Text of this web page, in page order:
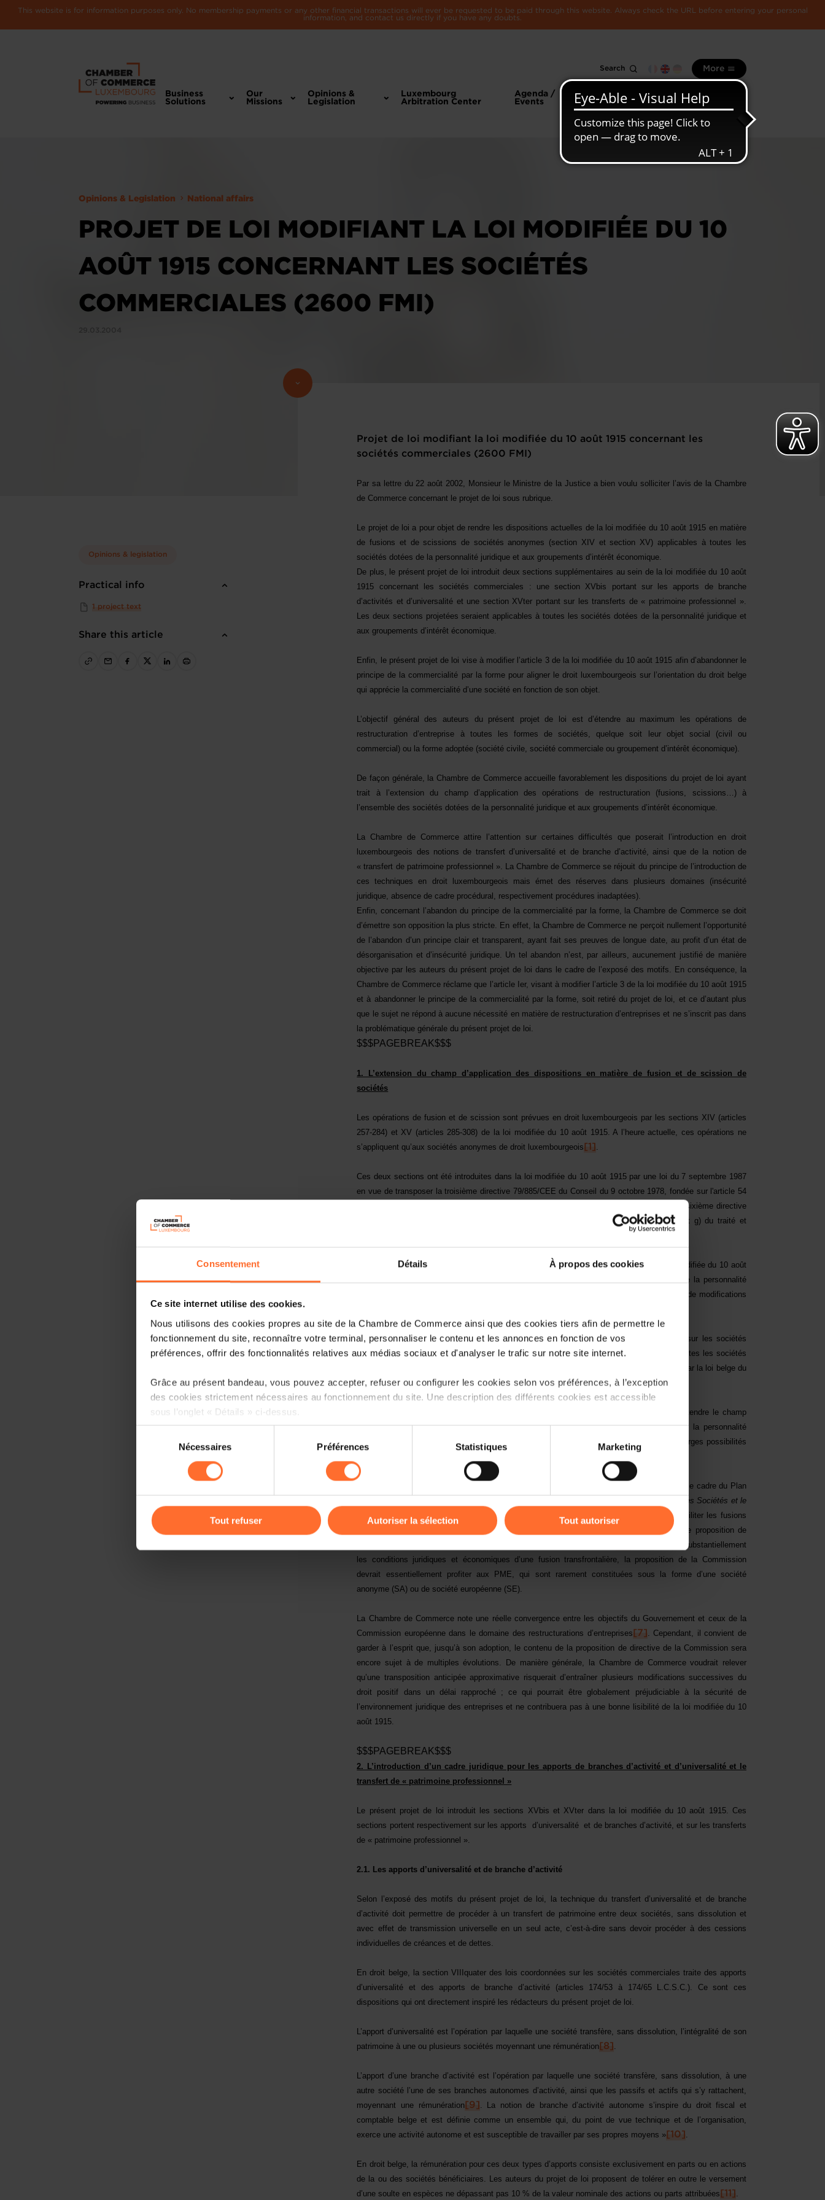
Consentement Détails À propos des cookies
Ce site internet utilise des cookies.
Nous utilisons des cookies propres au site de la Chambre de Commerce ainsi que des cookies tiers afin de permettre le
fonctionnement du site, reconnaître votre terminal, personnaliser le contenu et les annonces en fonction de vos
préférences, offrir des fonctionnalités relatives aux médias sociaux et d'analyser le trafic sur notre site internet.
Grâce au présent bandeau, vous pouvez accepter, refuser ou configurer les cookies selon vos préférences, à l’exception
des cookies strictement nécessaires au fonctionnement du site. Une description des différents cookies est accessible
sous l’onglet « Détails » ci-dessus.
Il est précisé que la navigation sur le site et certaines fonctionnalités (ex : lecture de vidéos, partage sur les réseaux
sociaux, sauvegarde des préférences de lecture vidéo, personnalisation de l’affichage du site) peuvent être affectées en
cas de refus de tous les cookies ou des cookies non nécessaires.
gauche de chaque page.
Charte d’usage des cookies et notrePolitique de protection des données
consentement
Nécessaires Préférences Statistiques Marketing
Tout refuser Autoriser la sélection Tout autoriser
This website is for information purposes only. No membership payments or any other financial transactions will ever be requested to be paid through this website. Always check the URL before entering your personal
information, and contact us directly if you have any doubts.
Search More
Business
Solutions
Our
Missions
Opinions &
Legislation
Luxembourg
Arbitration Center
Agenda /
Events
information
Luxembourg
economy
Opinions & Legislation National affairs
PROJET DE LOI MODIFIANT LA LOI MODIFIÉE DU 10
AOÛT 1915 CONCERNANT LES SOCIÉTÉS
COMMERCIALES (2600 FMI)
Opinions & legislation
Practical info
1 project text
Share this article
Projet de loi modifiant la loi modifiée du 10 août 1915 concernant les
sociétés commerciales (2600 FMI)
Par sa lettre du 22 août 2002, Monsieur le Ministre de la Justice a bien voulu solliciter l’avis de la Chambre
de Commerce concernant le projet de loi sous rubrique.
Le projet de loi a pour objet de rendre les dispositions actuelles de la loi modifiée du 10 août 1915 en matière
de fusions et de scissions de sociétés anonymes (section XIV et section XV) applicables à toutes les
sociétés dotées de la personnalité juridique et aux groupements d’intérêt économique.
De plus, le présent projet de loi introduit deux sections supplémentaires au sein de la loi modifiée du 10 août
1915 concernant les sociétés commerciales : une section XVbis portant sur les apports de branche
d’activités et d’universalité et une section XVter portant sur les transferts de « patrimoine professionnel ».
Les deux sections projetées seraient applicables à toutes les sociétés dotées de la personnalité juridique et
aux groupements d’intérêt économique.
Enfin, le présent projet de loi vise à modifier l’article 3 de la loi modifiée du 10 août 1915 afin d’abandonner le
principe de la commercialité par la forme pour aligner le droit luxembourgeois sur l’orientation du droit belge
qui apprécie la commercialité d’une société en fonction de son objet.
L’objectif général des auteurs du présent projet de loi est d’étendre au maximum les opérations de
restructuration d’entreprise à toutes les formes de sociétés, quelque soit leur objet social (civil ou
commercial) ou la forme adoptée (société civile, société commerciale ou groupement d’intérêt économique).
De façon générale, la Chambre de Commerce accueille favorablement les dispositions du projet de loi ayant
trait à l’extension du champ d’application des opérations de restructuration (fusions, scissions…) à
l’ensemble des sociétés dotées de la personnalité juridique et aux groupements d’intérêt économique.
La Chambre de Commerce attire l’attention sur certaines difficultés que poserait l’introduction en droit
luxembourgeois des notions de transfert d’universalité et de branche d’activité, ainsi que de la notion de
« transfert de patrimoine professionnel ». La Chambre de Commerce se réjouit du principe de l’introduction de
ces techniques en droit luxembourgeois mais émet des réserves dans plusieurs domaines (insécurité
juridique, absence de cadre procédural, respectivement procédures inadaptées).
Enfin, concernant l’abandon du principe de la commercialité par la forme, la Chambre de Commerce se doit
d’émettre son opposition la plus stricte. En effet, la Chambre de Commerce ne perçoit nullement l’opportunité
de l’abandon d’un principe clair et transparent, ayant fait ses preuves de longue date, au profit d’un état de
désorganisation et d’insécurité juridique. Un tel abandon n’est, par ailleurs, aucunement justifié de manière
objective par les auteurs du présent projet de loi dans le cadre de l’exposé des motifs. En conséquence, la
Chambre de Commerce réclame que l’article Ier, visant à modifier l’article 3 de la loi modifiée du 10 août 1915
et à abandonner le principe de la commercialité par la forme, soit retiré du projet de loi, et ce d’autant plus
que le sujet ne répond à aucune nécessité en matière de restructuration d’entreprises et ne s’inscrit pas dans
la problématique générale du présent projet de loi.
$$$PAGEBREAK$$$
1. L’extension du champ d’application des dispositions en matière de fusion et de scission de
sociétés
Les opérations de fusion et de scission sont prévues en droit luxembourgeois par les sections XIV (articles
257-284) et XV (articles 285-308) de la loi modifiée du 10 août 1915. A l’heure actuelle, ces opérations ne
s’appliquent qu’aux sociétés anonymes de droit luxembourgeois [1] .
Ces deux sections ont été introduites dans la loi modifiée du 10 août 1915 par une loi du 7 septembre 1987
en vue de transposer la troisième directive 79/885/CEE du Conseil du 9 octobre 1978, fondée sur l'article 54
et la sixième directive
82/891/CEE du Conseil du 17 décembre 1982, fondée sur l'article 54 paragraphe 3 point g) du traité et
Le présent projet de loi modifie le champ d’application des sections XIV et XV de la loi modifiée du 10 août
1915 afin d’étendre les possibilités de restructuration à l’ensemble des sociétés dotées de la personnalité
juridique et aux groupements d’intérêt économique. A cette fin, est prévue une longue liste de modifications
En droit belge, depuis la loi du 29 juin 1993[4], les dispositions des lois coordonnées sur les sociétés
commerciales (L.C.S.C.) en matière de fusion et de scission d’entreprise s’appliquent à toutes les sociétés
. Ce sont les modifications apportées par la loi belge du
29 juin 1993 qui ont directement inspiré les rédacteurs du présent projet de loi.
De manière générale, la Chambre de Commerce adhère à l’objectif du Gouvernement d’étendre le champ
d’application des opérations de restructuration à l’ensemble des sociétés bénéficiant de la personnalité
juridique ainsi qu’aux groupements d’intérêt économique. Cette extension devrait ouvrir de larges possibilités
Il convient cependant de signaler que la Commission européenne mène actuellement, dans le cadre du Plan
Modernisation du Droit des Sociétés et le
Renforcement du Gouvernement d’Entreprise
, une réflexion d’envergure dans le but de faciliter les fusions
transfrontalières des sociétés commerciales autres que les sociétés anonymes (SA). Une proposition de
. En réduisant substantiellement
les conditions juridiques et économiques d’une fusion transfrontalière, la proposition de la Commission
devrait essentiellement profiter aux PME, qui sont rarement constituées sous la forme d’une société
anonyme (SA) ou de société européenne (SE).
La Chambre de Commerce note une réelle convergence entre les objectifs du Gouvernement et ceux de la
Commission européenne dans le domaine des restructurations d’entreprises [7] . Cependant, il convient de
garder à l’esprit que, jusqu’à son adoption, le contenu de la proposition de directive de la Commission sera
encore sujet à de multiples évolutions. De manière générale, la Chambre de Commerce voudrait relever
qu’une transposition anticipée approximative risquerait d’entraîner plusieurs modifications successives du
droit positif dans un délai rapproché ; ce qui pourrait être globalement préjudiciable à la sécurité de
l’environnement juridique des entreprises et ne contribuera pas à une bonne lisibilité de la loi modifiée du 10
août 1915.
$$$PAGEBREAK$$$
2. L’introduction d’un cadre juridique pour les apports de branches d’activité et d’universalité et le
transfert de « patrimoine professionnel »
Le présent projet de loi introduit les sections XVbis et XVter dans la loi modifiée du 10 août 1915. Ces
sections portent respectivement sur les apports
d’universalité et de branches d’activité, et sur les transferts
de « patrimoine professionnel ».
2.1. Les apports d’universalité et de branche d’activité
Selon l’exposé des motifs du présent projet de loi, la technique du transfert d’universalité et de branche
d’activité doit permettre de procéder à un transfert de patrimoine entre deux sociétés, sans dissolution et
avec effet de transmission universelle en un seul acte, c’est-à-dire sans devoir procéder à des cessions
individuelles de créances et de dettes.
En droit belge, la section VIIIquater des lois coordonnées sur les sociétés commerciales traite des apports
d’universalité et des apports de branche d’activité (articles 174/53 à 174/65 L.C.S.C.). Ce sont ces
dispositions qui ont directement inspiré les rédacteurs du présent projet de loi.
L’apport d’universalité est l’opération par laquelle une société transfère, sans dissolution, l’intégralité de son
patrimoine à une ou plusieurs sociétés moyennant une rémunération [8] .
L’apport d’une branche d’activité est l’opération par laquelle une société transfère, sans dissolution, à une
autre société l’une de ses branches autonomes d’activité, ainsi que les passifs et actifs qui s’y rattachent,
moyennant une rémunération[9] . La notion de branche d’activité autonome s’inspire du droit fiscal et
comptable belge et est définie comme un ensemble qui, du point de vue technique et de l’organisation,
exerce une activité autonome et est susceptible de travailler par ses propres moyens » [10] .
En droit belge, la rémunération pour ces deux types d’apports consiste exclusivement en parts ou en actions
de la ou des sociétés bénéficiaires. Les auteurs du projet de loi proposent de tolérer en outre le versement
d’une soulte en espèces ne dépassant pas 10 % de la valeur nominale des actions ou parts attribuées [11] .